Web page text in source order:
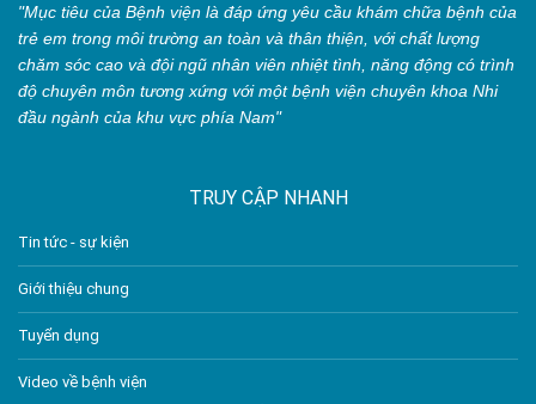
"Mục tiêu của Bệnh viện là đáp ứng yêu cầu khám chữa bệnh của
trẻ em trong môi trường an toàn và thân thiện, với chất lượng
chăm sóc cao và đội ngũ nhân viên nhiệt tình, năng động có trình
độ chuyên môn tương xứng với một bệnh viện chuyên khoa Nhi
đầu ngành của khu vực phía Nam"
TRUY CẬP NHANH
Tin tức - sự kiện
Giới thiệu chung
Tuyển dụng
Video về bệnh viện